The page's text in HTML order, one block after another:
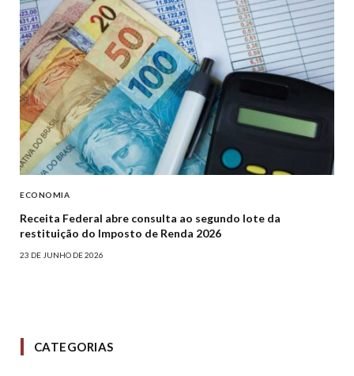
ECONOMIA
Receita Federal abre consulta ao segundo lote da
restituição do Imposto de Renda 2026
23 DE JUNHO DE 2026
CATEGORIAS